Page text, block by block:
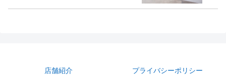
店舗紹介 プライバシーポリシー